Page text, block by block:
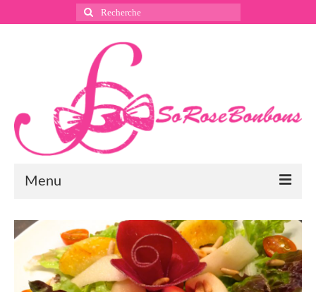
Rechercher
:
Menu
Suivez nous
Instagram
Pinterest